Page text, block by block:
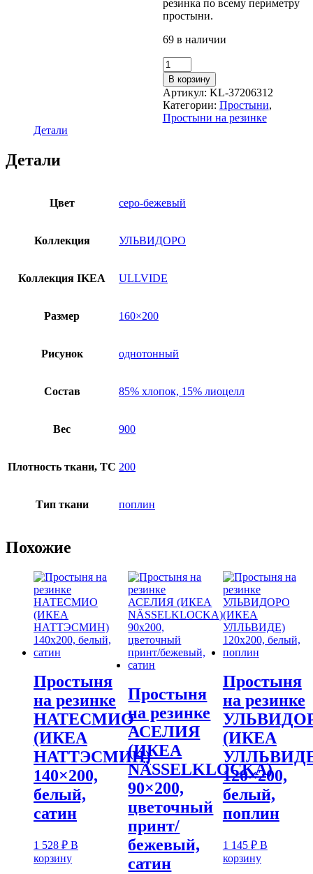
резинка по всему периметру
простыни.
69 в наличии
Количество
товара
Простыня
на
резинке
УЛЬВИДОРО
В корзину
Артикул: KL-37206312
Категории: Простыни,
Простыни на резинке
Детали
Детали
Цвет серо-бежевый
Коллекция УЛЬВИДОРО
Коллекция IKEA ULLVIDE
Размер 160×200
Рисунок однотонный
Состав 85% хлопок, 15% лиоцелл
Вес 900
Плотность ткани, TC 200
Тип ткани поплин
Похожие
Простыня
на резинке
НАТЕСМИО
(ИКЕА
НАТТЭСМИН)
140×200,
белый,
сатин
1 528 ₽ В
корзину
Простыня
на резинке
АСЕЛИЯ
(ИКЕА
NÄSSELKLOCKA)
90×200,
цветочный
принт/
бежевый,
сатин
Простыня
на резинке
(ИКЕА
120×200,
белый,
поплин
1 145 ₽ В
корзину